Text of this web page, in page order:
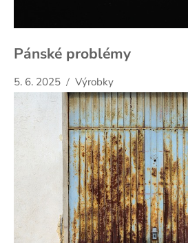
Pánské problémy
5. 6. 2025 Výrobky